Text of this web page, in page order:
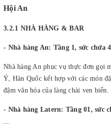
Hội An
3.2.1 NHÀ HÀNG & BAR
- Nhà hàng An: Tầng 1, sức chứa
Nhà hàng An phục vụ thực đơn gọi
Ý, Hàn Quốc kết hợp với các món
đậm văn hóa của làng chài ven biển.
- Nhà hàng Latern: Tầng 01, sức